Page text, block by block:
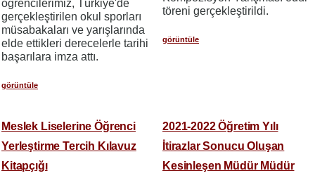
öğrencilerimiz, Türkiye'de
gerçekleştirilen okul sporları
müsabakaları ve yarışlarında
elde ettikleri derecelerle tarihi
başarılara imza attı.
görüntüle
töreni gerçekleştirildi.
görüntüle
Meslek Liselerine Öğrenci
Yerleştirme Tercih Kılavuz
Kitapçığı
2021-2022 Öğretim Yılı
İtirazlar Sonucu Oluşan
Kesinleşen Müdür Müdür